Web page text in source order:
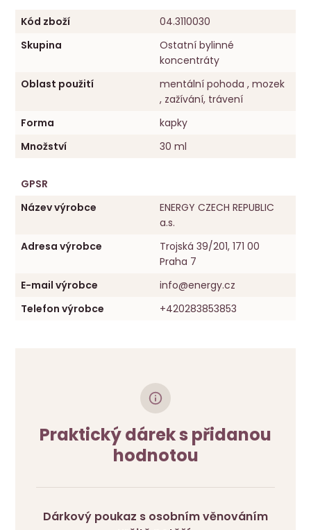
Kód zboží
04.3110030
Skupina
Ostatní bylinné
koncentráty
Oblast použití
mentální pohoda , mozek
, zažívání, trávení
Forma
kapky
Množství
30 ml
GPSR
Název výrobce
ENERGY CZECH REPUBLIC
a.s.
Adresa výrobce
Trojská 39/201, 171 00
Praha 7
E-mail výrobce
info@energy.cz
Telefon výrobce
+420283853853
Praktický dárek s přidanou
hodnotou
Dárkový poukaz s osobním věnováním